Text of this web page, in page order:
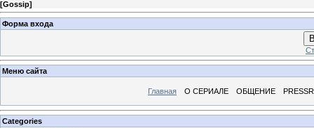
[Gossip]
Форма входа
Меню сайта
Главная О СЕРИАЛЕ ОБЩЕНИЕ
Categories